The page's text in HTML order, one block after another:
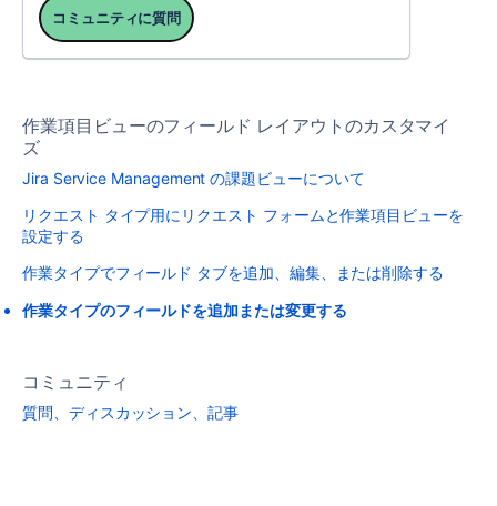
コミュニティに質問
作業項目ビューのフィールド レイアウトのカスタマイ
ズ
Jira Service Management の課題ビューについて
リクエスト タイプ用にリクエスト フォームと作業項目ビューを
設定する
作業タイプでフィールド タブを追加、編集、または削除する
作業タイプのフィールドを追加または変更する
コミュニティ
質問、ディスカッション、記事